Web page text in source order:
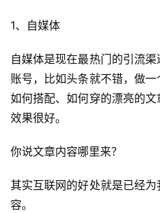
1、自媒体
自媒体是现在最热门的引流
账号，比如头条就不错，做
如何搭配、如何穿的漂亮的文
效果很好。
你说文章内容哪里来？
其实互联网的好处就是已经
容。